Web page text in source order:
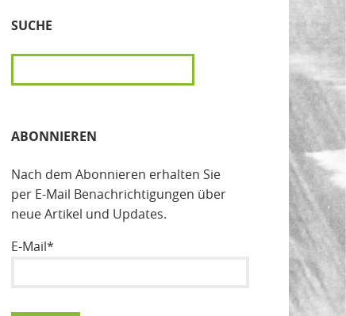
SUCHE
SUCHEN
ABONNIEREN
Nach dem Abonnieren erhalten Sie
per E-Mail Benachrichtigungen über
neue Artikel und Updates.
E-Mail*